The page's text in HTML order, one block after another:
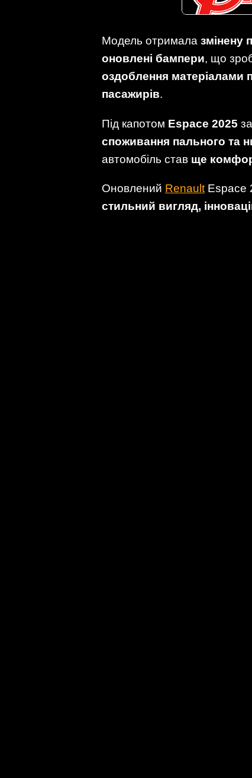
Модель отримала змінену
оновлені бампери, що
оздоблення матеріалами
пасажирів.
Під капотом Espace 2025
споживання пального та
автомобіль став ще
Оновлений Renault Espace
стильний вигляд,